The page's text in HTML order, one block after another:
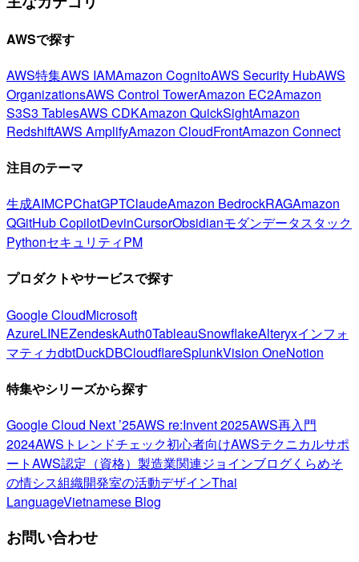
AWSで探す
AWS特集AWS IAMAmazon CognitoAWS Security HubAWS
OrganizationsAWS Control TowerAmazon EC2Amazon
S3S3 TablesAWS CDKAmazon QuickSightAmazon
RedshiftAWS AmplifyAmazon CloudFrontAmazon Connect
注目のテーマ
生成AIMCPChatGPTClaudeAmazon BedrockRAGAmazon
QGitHub CopilotDevinCursorObsidianモダンデータスタック
PythonセキュリティPM
プロダクトやサービスで探す
Google CloudMicrosoft
AzureLINEZendeskAuth0TableauSnowflakeAlteryxインフォ
マティカdbtDuckDBCloudflareSplunkVision OneNotion
特集やシリーズから探す
Google Cloud Next ’25AWS re:Invent 2025AWS再入門
2024AWSトレンドチェック初心者向けAWSテクニカルサポ
ートAWS認定（資格） 製造業関連ジョインブログくらめそ
の情シス組織開発室の活動デザインThai
LanguageVietnamese Blog
お問い合わせ